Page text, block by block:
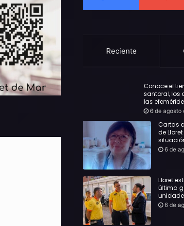
Reciente
Conoce el
santoral, los
las
hoy Jueves,
6 de agosto
Cartas
de
de 65
6 de
Lloret
última
servicio
6 de